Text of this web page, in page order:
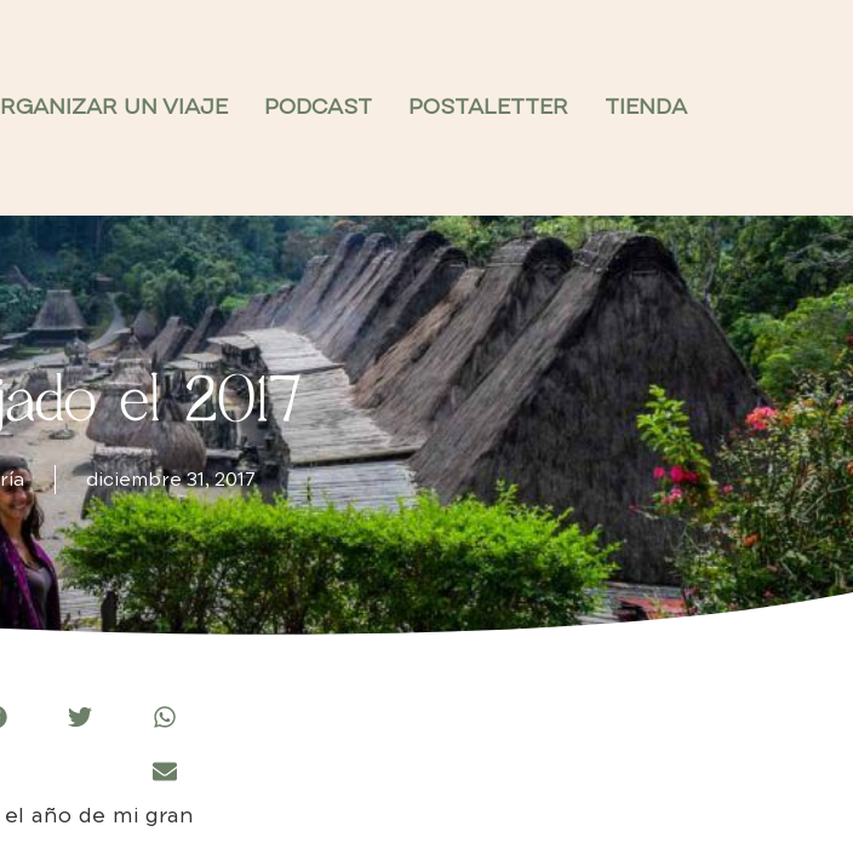
UN VIAJE PODCAST POSTALETTER TIENDA
el 2017
diciembre 31, 2017
año de mi gran